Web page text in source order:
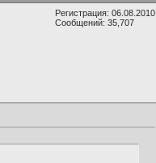
Регистрация: 06.08.2010
Сообщений: 35,707